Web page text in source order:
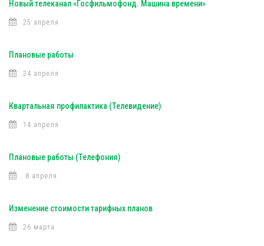
Новый телеканал «Госфильмофонд. Машина времени»
25 апреля
Плановые работы
24 апреля
Квартальная профилактика (Телевидение)
14 апреля
Плановые работы (Телефония)
8 апреля
Изменение стоимости тарифных планов
26 марта